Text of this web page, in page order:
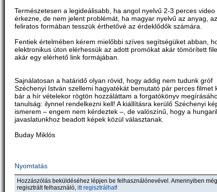
Természetesen a legideálisabb, ha angol nyelvű 2-3 perces video
érkezne, de nem jelent problémát, ha magyar nyelvű az anyag,
feliratos formában tesszük érthetővé az érdeklődők számára.
Fentiek értelmében kérem mielőbbi szíves segítségüket abban,
elektronikus úton elérhessük az adott promókat akár tömörített
akár egy elérhető link formájában.
Sajnálatosan a határidő olyan rövid, hogy addig nem tudunk gróf
Széchenyi István szellemi hagyatékát bemutató pár perces filmet
bár a hír vételekor rögtön hozzáláttam a forgatókönyv
tanulság: ilynnel rendelkezni kell! A kiállításra kerülő Széchenyi
ismerem – engem nem kérdeztek –, de valószínű, hogy a
javaslatunkhoz beadott képek közül választanak.
Buday Miklós
Nyomtatás
Hozzászólás beküldéséhez lépjen be felhasználónevével. Amennyiben
regisztrált felhasználó, itt regisztrálhat!